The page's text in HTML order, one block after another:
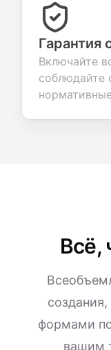
Гарантия
Включайте
соблюдайте
Всё,
формами
вашим